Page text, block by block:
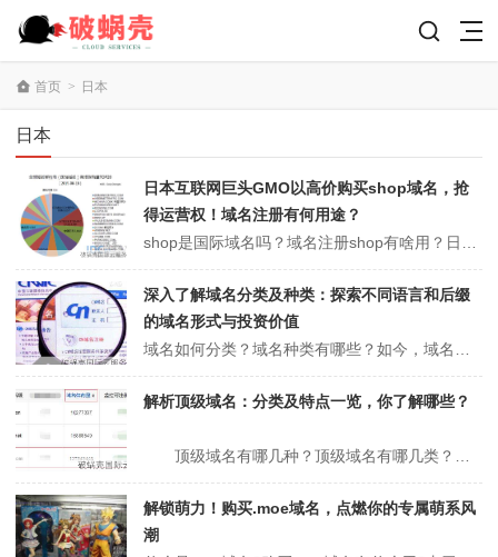
首页 > 日本
日本
日本互联网巨头GMO以高价购买shop域名，抢
得运营权！域名注册有何用途？
深入了解域名分类及种类：探索不同语言和后缀
的域名形式与投资价值
解析顶级域名：分类及特点一览，你了解哪些？
解锁萌力！购买.moe域名，点燃你的专属萌系风
潮